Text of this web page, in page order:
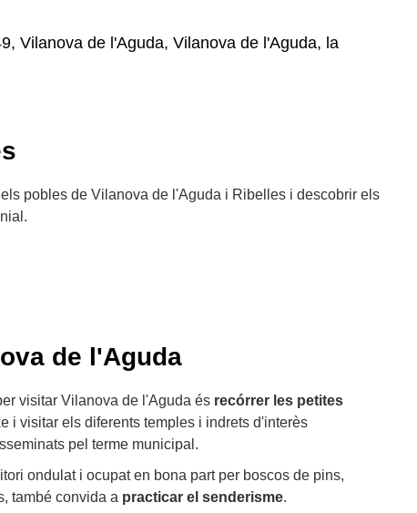
Vilanova de l'Aguda, Vilanova de l'Aguda, la
pobles de Vilanova de l'Aguda i Ribelles i descobrir els
de l'Aguda
visitar Vilanova de l'Aguda és recórrer les petites
i visitar els diferents temples i indrets d'interès
pel terme municipal.
ondulat i ocupat en bona part per boscos de pins,
també convida a practicar el senderisme.